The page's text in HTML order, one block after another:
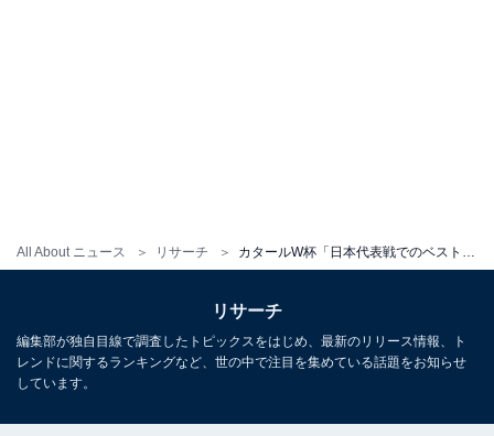
All About ニュース リサーチ
でした。グループリーグを通じて生まれた全ゴールの中
ピードを記録するなど、ワールドクラスのミドルシュー
トでした。
リサーチ
編集部が独自目線で調査したトピックスをはじめ、最新のリリース情報、ト
レンドに関するランキングなど、世の中で注目を集めている話題をお知らせ
しています。